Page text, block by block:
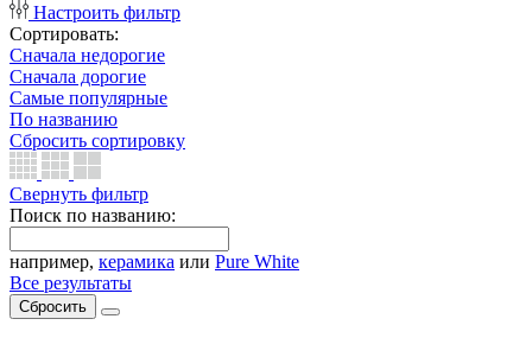
Настроить фильтр
Сортировать:
Сначала недорогие
Сначала дорогие
Самые популярные
По названию
Сбросить сортировку
Свернуть фильтр
Поиск по названию:
например, керамика или Pure White
Все результаты
Сбросить